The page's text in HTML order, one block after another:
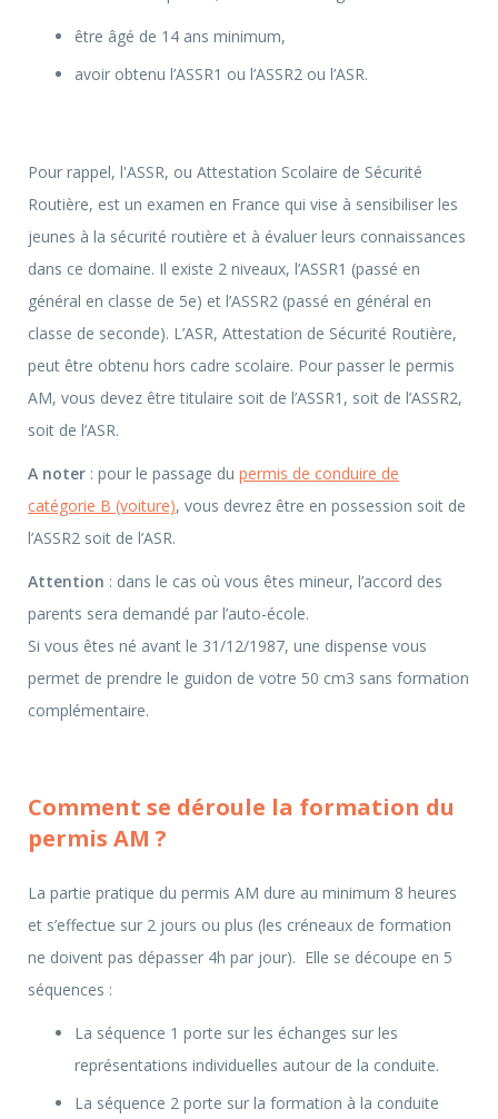
être âgé de 14 ans minimum,
avoir obtenu l’ASSR1 ou l’ASSR2 ou l’ASR.
Pour rappel, l'ASSR, ou Attestation Scolaire de Sécurité
Routière, est un examen en France qui vise à sensibiliser les
jeunes à la sécurité routière et à évaluer leurs connaissances
dans ce domaine. Il existe 2 niveaux, l’ASSR1 (passé en
général en classe de 5e) et l’ASSR2 (passé en général en
classe de seconde). L’ASR, Attestation de Sécurité Routière,
peut être obtenu hors cadre scolaire. Pour passer le permis
AM, vous devez être titulaire soit de l’ASSR1, soit de l’ASSR2,
soit de l’ASR.
A noter : pour le passage du permis de conduire de
catégorie B (voiture), vous devrez être en possession soit de
l’ASSR2 soit de l’ASR.
Attention : dans le cas où vous êtes mineur, l’accord des
parents sera demandé par l’auto-école.
Si vous êtes né avant le 31/12/1987, une dispense vous
permet de prendre le guidon de votre 50 cm3 sans formation
complémentaire.
Comment se déroule la formation du
permis AM ?
La partie pratique du permis AM dure au minimum 8 heures
et s’effectue sur 2 jours ou plus (les créneaux de formation
ne doivent pas dépasser 4h par jour). Elle se découpe en 5
séquences :
La séquence 1 porte sur les échanges sur les
représentations individuelles autour de la conduite.
La séquence 2 porte sur la formation à la conduite